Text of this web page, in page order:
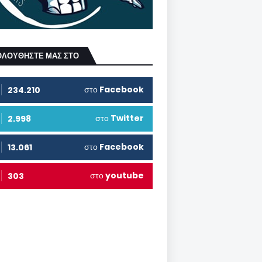
ΜΑΣ ΣΤΟ
234.210 στο Facebook
2.998 στο Twitter
13.061 στο Facebook
303 στοyoutube